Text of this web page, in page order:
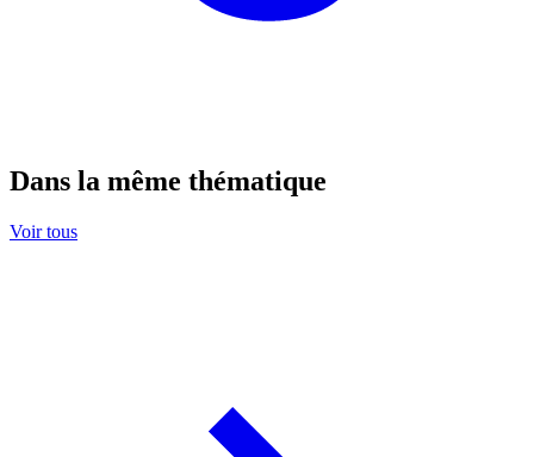
Dans la même thématique
Voir tous